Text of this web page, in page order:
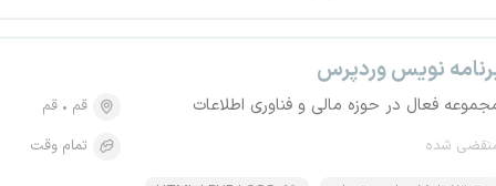
نویس وردپرس
فعال در حوزه مالی و فناوری اطلاعات
شده
قم
قم
تمام وقت